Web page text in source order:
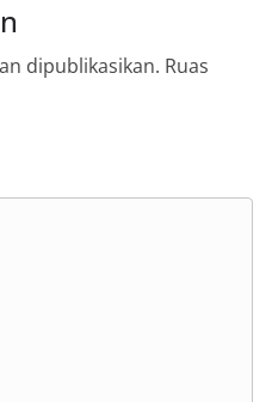
dipublikasikan. Ruas